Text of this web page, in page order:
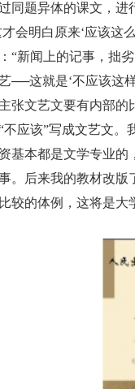
同题异体的课文，进
才会明白原来‘应该这
“新闻上的记事，拙
──这就是‘不应该这
张文艺文要有内部的
不应该”写成文艺文
基本都是文学专业
。后来我的教材改
较的体例，这将是大